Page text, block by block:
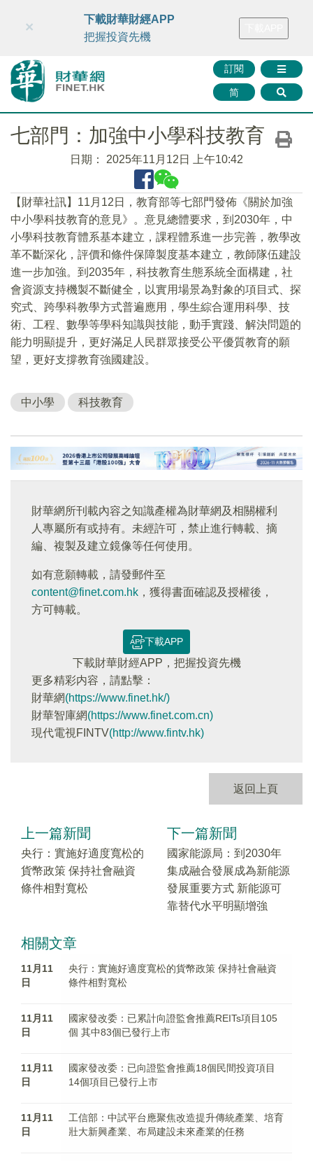
財華智庫網 FINTV FINMETA 財華證券 媒體矩陣
訂閱
简
×
下載財華財經APP
把握投資先機
七部門：加強中小學科技教育
日期： 2025年11月12日 上午10:42
【財華社訊】11月12日，教育部等七部門發佈《關於加強
中小學科技教育的意見》。意見總體要求，到2030年，中
小學科技教育體系基本建立，課程體系進一步完善，教學改
革不斷深化，評價和條件保障製度基本建立，教師隊伍建設
進一步加強。到2035年，科技教育生態系統全面構建，社
會資源支持機製不斷健全，以實用場景為對象的項目式、探
究式、跨學科教學方式普遍應用，學生綜合運用科學、技
術、工程、數學等學科知識與技能，動手實踐、解決問題的
能力明顯提升，更好滿足人民群眾接受公平優質教育的願
望，更好支撐教育強國建設。
中小學 科技教育
財華網所刊載內容之知識產權為財華網及相關權利
人專屬所有或持有。未經許可，禁止進行轉載、摘
編、複製及建立鏡像等任何使用。
如有意願轉載，請發郵件至
content@finet.com.hk ，獲得書面確認及授權後，
方可轉載。
下載APP
下載財華財經APP，把握投資先機
更多精彩内容，請點擊：
財華網(https://www.finet.hk/)
財華智庫網(https://www.finet.com.cn)
現代電視FINTV(http://www.fintv.hk)
返回上頁
上一篇新聞
央行：實施好適度寬松的
貨幣政策 保持社會融資
條件相對寬松
下一篇新聞
國家能源局：到2030年
集成融合發展成為新能源
發展重要方式 新能源可
靠替代水平明顯增強
相關文章
11月11
日
央行：實施好適度寬松的貨幣政策 保持社會融資
條件相對寬松
11月11
日
國家發改委：已累計向證監會推薦REITs項目105
個 其中83個已發行上市
11月11
日
國家發改委：已向證監會推薦18個民間投資項目
14個項目已發行上市
11月11
日
工信部：中試平台應聚焦改造提升傳統產業、培育
壯大新興產業、布局建設未來產業的任務